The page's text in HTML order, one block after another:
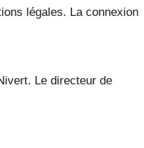
légales. La connexion
Le directeur de